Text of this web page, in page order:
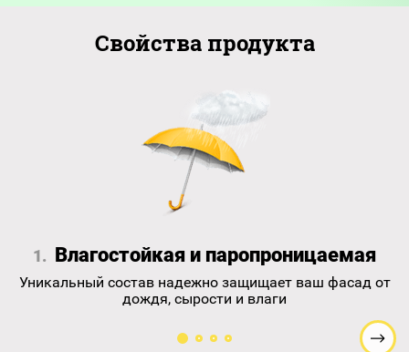
Свойства продукта
1. Влагостойкая и паропроницаемая
Уникальный состав надежно защищает ваш фасад от
дождя, сырости и влаги